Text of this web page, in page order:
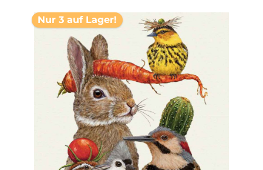
Nur 3 auf Lager!